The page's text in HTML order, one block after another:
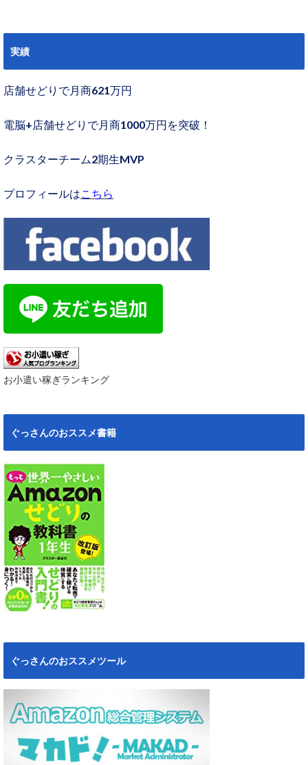
実績
店舗せどりで月商621万円
電脳+店舗せどりで月商1000万円を突破！
クラスターチーム2期生MVP
プロフィールはこちら
お小遣い稼ぎランキング
ぐっさんのおススメ書籍
ぐっさんのおススメツール